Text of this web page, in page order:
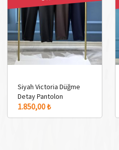
Siyah Victoria Düğme
Detay Pantolon
1.850,00 ₺